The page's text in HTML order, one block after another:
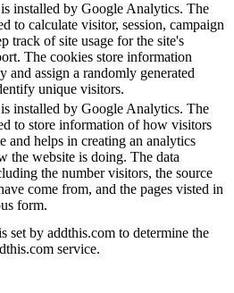
installed by Google Analytics. The
to calculate visitor, session, campaign
track of site usage for the site's
The cookies store information
and assign a randomly generated
unique visitors.
installed by Google Analytics. The
to store information of how visitors
and helps in creating an analytics
the website is doing. The data
the number visitors, the source
come from, and the pages visted in
form.
set by addthis.com to determine the
service.